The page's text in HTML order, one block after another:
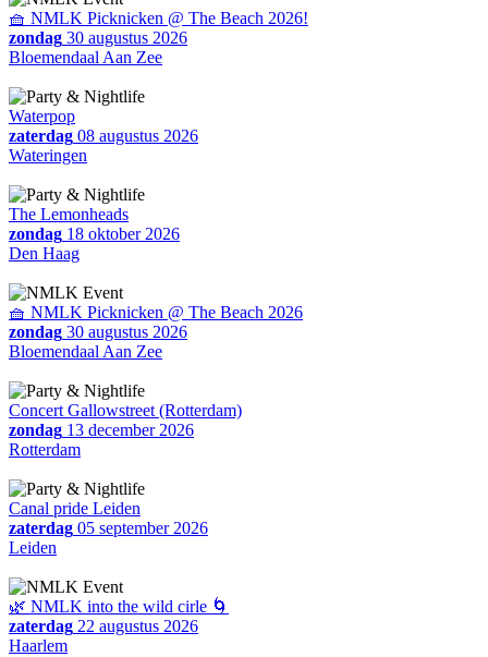
🧺 NMLK Picknicken @ The Beach 2026!
zondag 30 augustus 2026
Bloemendaal Aan Zee
Waterpop
zaterdag 08 augustus 2026
Wateringen
The Lemonheads
zondag 18 oktober 2026
Den Haag
🧺 NMLK Picknicken @ The Beach 2026
zondag 30 augustus 2026
Bloemendaal Aan Zee
Concert Gallowstreet (Rotterdam)
zondag 13 december 2026
Rotterdam
Canal pride Leiden
zaterdag 05 september 2026
Leiden
🌿 NMLK into the wild cirle 🌀
zaterdag 22 augustus 2026
Haarlem